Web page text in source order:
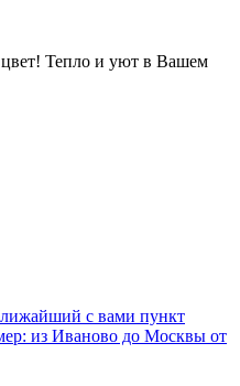
Тепло и уют в Вашем
с вами пункт
из Иваново до Москвы от